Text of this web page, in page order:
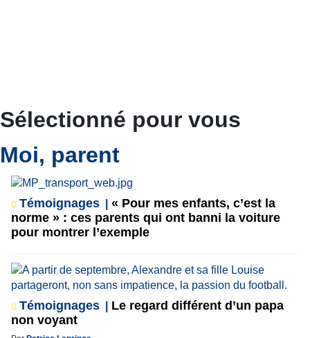
Sélectionné pour vous
Moi, parent
Témoignages
« Pour mes enfants, c’est la
norme » : ces parents qui ont banni la voiture
pour montrer l’exemple
Témoignages
Le regard différent d’un papa
non voyant